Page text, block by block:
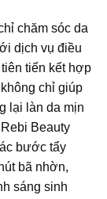
chăm sóc da
dịch vụ điều
tiến kết hợp
chỉ giúp
lại làn da mịn
Beauty
bước tẩy
bã nhờn,
sáng sinh